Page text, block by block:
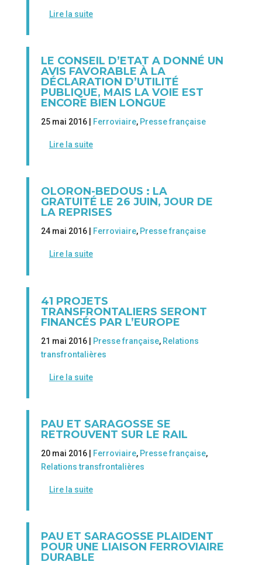
Lire la suite
LE CONSEIL D’ETAT A DONNÉ UN
AVIS FAVORABLE À LA
DÉCLARATION D’UTILITÉ
PUBLIQUE, MAIS LA VOIE EST
ENCORE BIEN LONGUE
25 mai 2016 | Ferroviaire, Presse française
Lire la suite
OLORON-BEDOUS : LA
GRATUITÉ LE 26 JUIN, JOUR DE
LA REPRISES
24 mai 2016 | Ferroviaire, Presse française
Lire la suite
41 PROJETS
TRANSFRONTALIERS SERONT
FINANCÉS PAR L’EUROPE
21 mai 2016 | Presse française, Relations
transfrontalières
Lire la suite
PAU ET SARAGOSSE SE
RETROUVENT SUR LE RAIL
20 mai 2016 | Ferroviaire, Presse française,
Relations transfrontalières
Lire la suite
PAU ET SARAGOSSE PLAIDENT
POUR UNE LIAISON FERROVIAIRE
DURABLE